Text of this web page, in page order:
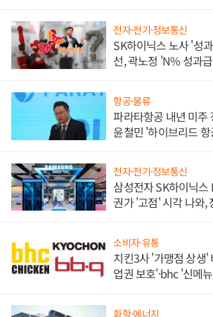
전자·전기·정보통신
SK하이닉스 노사 '성
선, 곽노정 'N% 성과
항공·물류
파라타항공 내년 미주
윤철민 '하이브리드
전자·전기·정보통신
삼성전자 SK하이닉스
권가 '고점' 시각 나와,
소비자·유통
치킨3사 '가맹점 상생'
업권 보호'·bhc '신메
화학·에너지